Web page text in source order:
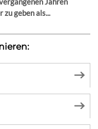
geben als...